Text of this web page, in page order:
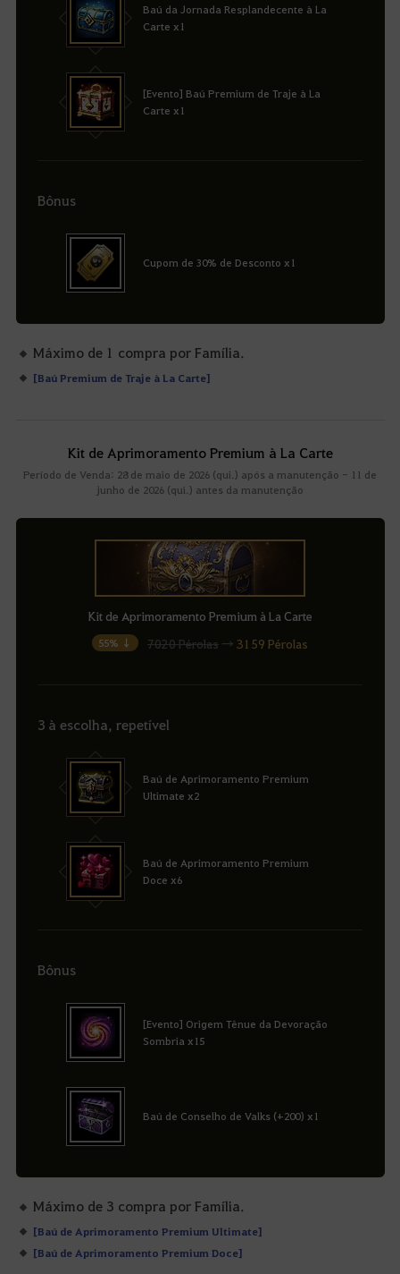
Baú da Jornada Resplandecente à La
Carte x1
[Evento] Baú Premium de Traje à La
Carte x1
Bônus
Cupom de 30% de Desconto x1
Máximo de 1 compra por Família.
[Baú Premium de Traje à La Carte]
Kit de Aprimoramento Premium à La Carte
Período de Venda: 28 de maio de 2026 (qui.) após a manutenção - 11 de
junho de 2026 (qui.) antes da manutenção
Kit de Aprimoramento Premium à La Carte
55% ↓ 7020 Pérolas→ 3159 Pérolas
3 à escolha, repetível
Baú de Aprimoramento Premium
Ultimate x2
Baú de Aprimoramento Premium
Doce x6
Bônus
[Evento] Origem Tênue da Devoração
Sombria x15
Baú de Conselho de Valks (+200) x1
Máximo de 3 compra por Família.
[Baú de Aprimoramento Premium Ultimate]
[Baú de Aprimoramento Premium Doce]